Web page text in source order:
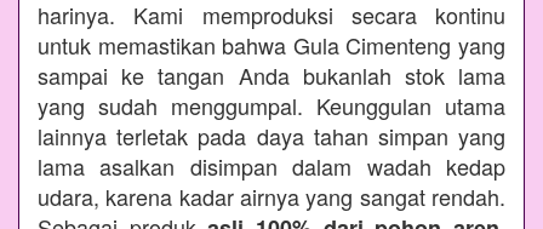
harinya. Kami memproduksi secara kontinu
untuk memastikan bahwa Gula Cimenteng yang
sampai ke tangan Anda bukanlah stok lama
yang sudah menggumpal. Keunggulan utama
lainnya terletak pada daya tahan simpan yang
lama asalkan disimpan dalam wadah kedap
udara, karena kadar airnya yang sangat rendah.